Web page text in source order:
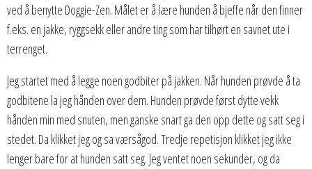
ved å benytte Doggie-Zen. Målet er å lære hunden å bjeffe når den finner
f.eks. en jakke, ryggsekk eller andre ting som har tilhørt en savnet ute i
terrenget.
Jeg startet med å legge noen godbiter på jakken. Når hunden prøvde å ta
godbitene la jeg hånden over dem. Hunden prøvde først dytte vekk
hånden min med snuten, men ganske snart ga den opp dette og satt seg i
stedet. Da klikket jeg og sa værsågod. Tredje repetisjon klikket jeg ikke
lenger bare for at hunden satt seg. Jeg ventet noen sekunder, og da